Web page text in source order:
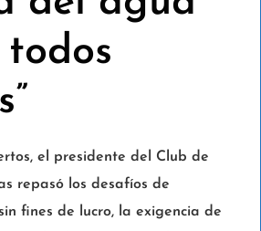
todos
el presidente del Club de
repasó los desafíos de
fines de lucro, la exigencia de